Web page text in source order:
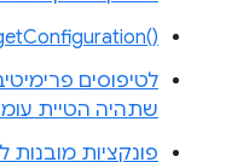
לטיפוסים
שתהיה הטיית
פונקציות